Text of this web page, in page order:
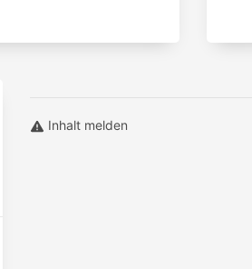
Inhalt melden